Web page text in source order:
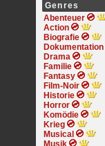
Genres
Abenteuer
Action
Biografie
Dokumentation
Drama
Familie
Fantasy
Film-Noir
Historie
Horror
Komödie
Krieg
Musical
Musik